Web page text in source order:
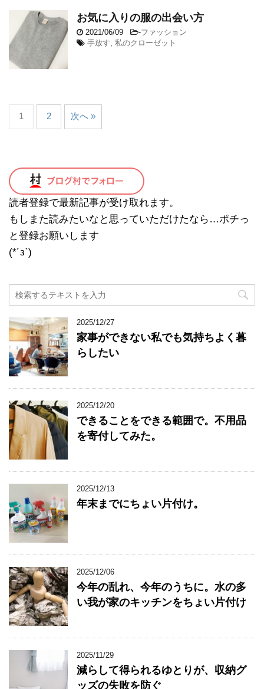
お気に入りの服の出会い方
2021/06/09 -ファッション
手放す 私のクローゼット
1 2 次へ »
読者登録で最新記事が受け取れます。
もしまた読みたいなと思っていただけたなら…ポチっ
と登録お願いします
(*´з`)
2025/12/27
家事ができない私でも気持ちよく暮
らしたい
2025/12/20
できることをできる範囲で。不用品
を寄付してみた。
2025/12/13
年末までにちょい片付け。
2025/12/06
今年の乱れ、今年のうちに。水の多
い我が家のキッチンをちょい片付け
2025/11/29
減らして得られるゆとりが、収納グ
ッズの失敗を防ぐ